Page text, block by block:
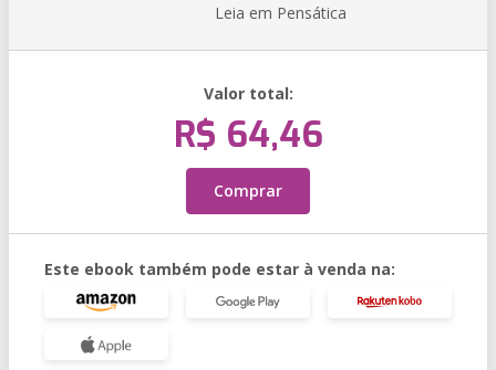
Leia em Pensática
Valor total:
R$ 64,46
Comprar
Este ebook também pode estar à venda na: